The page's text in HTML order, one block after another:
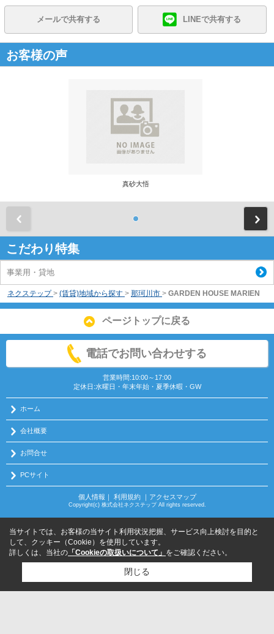
メールで共有する LINEで共有する
お客様の声
真砂大悟
こだわり特集
事業用・貸地
ネクステップ > (賃貸)地域から探す > 那珂川市 > GARDEN HOUSE MARIEN
ページトップに戻る
電話でお問い合わせする
営業時間:10:00～17:00
定休日:水曜日・年末年始・夏季休暇・GW
ホーム
会社概要
お問合せ
PCサイト
個人情報 ｜ 利用規約｜ アクセスマップ
Copyright(c) 株式会社ネクステップ All rights reserved.
当サイトでは、お客様の当サイト利用状況把握、サービス向上検討を目的と
して、クッキー（Cookie）を使用しています。
詳しくは、当社の 「Cookieの取扱いについて」 をご確認ください。
閉じる